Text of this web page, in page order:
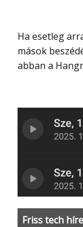
Ha esetleg arra lenne szükség, hogy a saját, vagy
mások
abban a
Friss tech